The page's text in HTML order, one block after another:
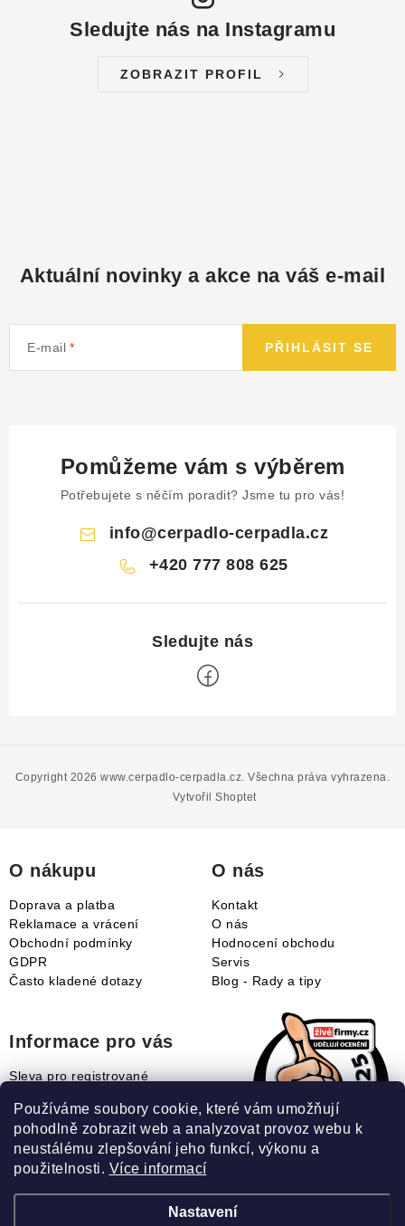
Používáme soubory cookie, které vám umožňují
pohodlně zobrazit web a analyzovat provoz webu k
neustálému zlepšování jeho funkcí, výkonu a
použitelnosti. Více informací
Nastavení
Sledujte nás na Instagramu
ZOBRAZIT PROFIL
Aktuální novinky a akce na váš e-mail
E-mail PŘIHLÁSIT SE
Pomůžeme vám s výběrem
Potřebujete s něčím poradit? Jsme tu pro vás!
info@cerpadlo-cerpadla.cz
+420 777 808 625
Vytvořil Shoptet
Copyright 2026www.cerpadlo-cerpadla.cz. Všechna práva vyhrazena.
O nákupu
Doprava a platba
Reklamace a vrácení
Obchodní podmínky
GDPR
Často kladené dotazy
O nás
Kontakt
O nás
Hodnocení obchodu
Servis
Blog - Rady a tipy
Informace pro vás
Sleva pro registrované
Jak uplatnit slevový kupón?
Jak nakupovat?
Slovník pojmů